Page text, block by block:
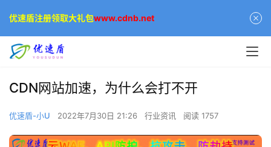
CDN网站加速，为什么会打不开
优速盾-小U 2022年7月30日 21:26 行业资讯 阅读 1757
优速盾注册领取大礼包www.cdnb.net